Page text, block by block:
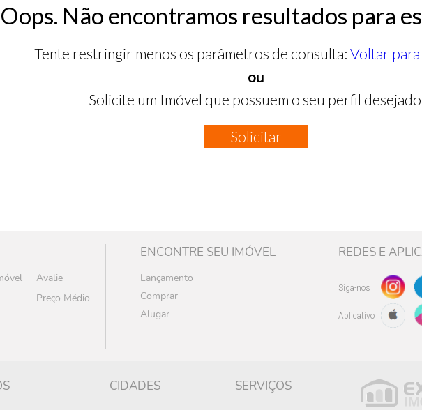
Oops. Não encontramos resultados para
Tente restringir menos os parâmetros de consulta: Voltar
ou
Solicite um Imóvel que possuem o seu perfil
Solicitar
Avalie
Preço Médio
ENCONTRE SEU IMÓVEL
Lançamento
Comprar
Alugar
REDES E
Siga-nos
Aplicativo
CIDADES SERVIÇOS